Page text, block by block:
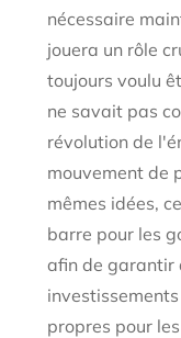
nécessaire
jouera un rôle
toujours voulu
ne savait pas
révolution de
mouvement de
mêmes idées,
barre pour les
afin de garantir
propres pour